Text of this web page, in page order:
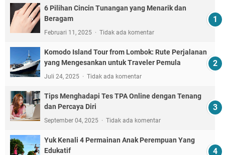
6 Pilihan Cincin Tunangan yang Menarik dan
Beragam
Februari 11, 2025 Tidak ada komentar
Komodo Island Tour from Lombok: Rute Perjalanan
yang Mengesankan untuk Traveler Pemula
Juli 24, 2025 Tidak ada komentar
Tips Menghadapi Tes TPA Online dengan Tenang
dan Percaya Diri
September 04, 2025 Tidak ada komentar
Yuk Kenali 4 Permainan Anak Perempuan Yang
Edukatif